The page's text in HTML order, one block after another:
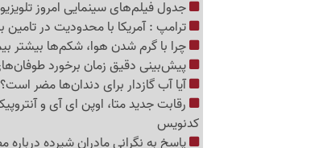
جدول فیلم‌های سینمایی امروز تلویزیون
ترامپ : آمریکا با محدودیت در
چرا با گرم شدن هوا، شکم‌ها بیشتر
پیش‌بینی دقیق زمان برخورد
آیا آب گازدار برای دندان‌ها مضر است؟
رقابت جدید متا، اوپن ای آی و
کدنویس
پاسخ به نگرانی مادران شیرده